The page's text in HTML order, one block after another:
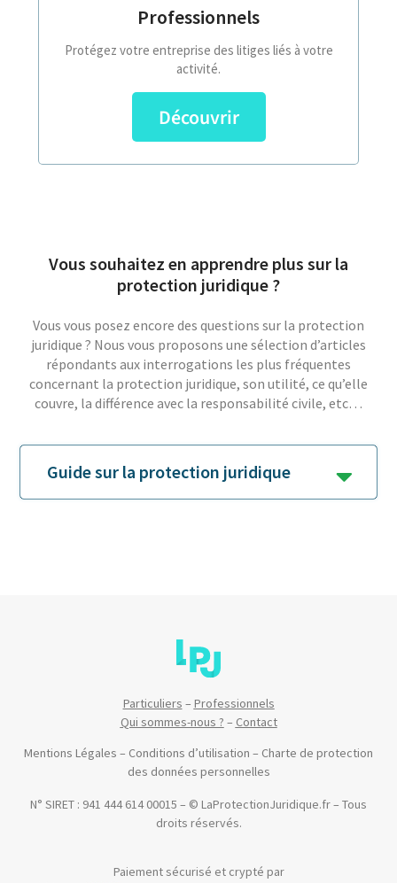
Professionnels
Protégez votre entreprise des litiges liés à votre
activité.
Découvrir
Vous souhaitez en apprendre plus sur la
protection juridique ?
Vous vous posez encore des questions sur la protection
juridique ? Nous vous proposons une sélection d’articles
répondants aux interrogations les plus fréquentes
concernant la protection juridique, son utilité, ce qu’elle
couvre, la différence avec la responsabilité civile, etc…
Guide sur la protection juridique
Particuliers – Professionnels
Qui sommes-nous ? – Contact
Mentions Légales – Conditions d’utilisation – Charte de protection
des données personnelles
N° SIRET : 941 444 614 00015 – © LaProtectionJuridique.fr – Tous
droits réservés.
Paiement sécurisé et crypté par